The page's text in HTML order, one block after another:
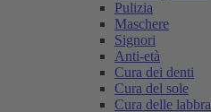
Pulizia
Maschere
Signori
Anti-età
Cura dei denti
Cura del sole
Cura delle labbra